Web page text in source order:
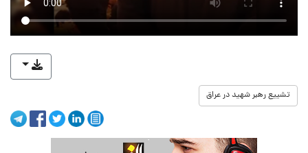
تشییع رهبر شهید در عراق